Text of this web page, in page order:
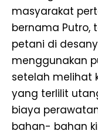
masyarakat
bernama Putro,
petani di
menggunakan
setelah melihat
yang terlilit
biaya
bahan- bahan